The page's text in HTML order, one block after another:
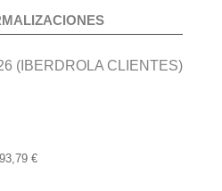
(IBERDROLA CLIENTES)
€